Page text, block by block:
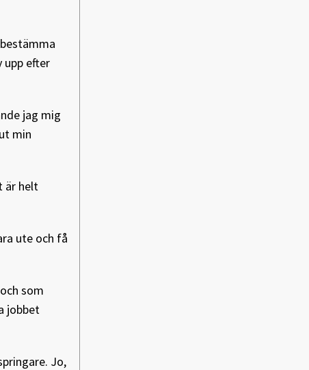
upp efter
jag mig
min
är helt
ute och få
som
jobbet
Jo,